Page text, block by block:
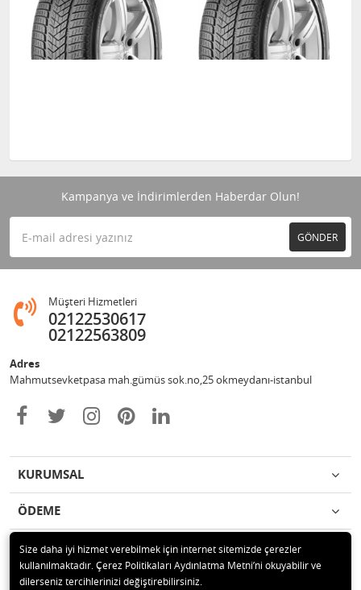
Kampanya ve İndirimlerden Haberdar Olun!
GÖNDER
Müşteri Hizmetleri
02122530617
02122563809
Adres
Mahmutsevketpasa mah.gümüs sok.no,25 okmeydanı-istanbul
KURUMSAL
ÖDEME
İLETİŞİM
Size daha iyi hizmet verebilmek için internet sitemizde çerezler
kullanılmaktadır. Çerez Politikaları Aydınlatma Metni’ni okuyabilir ve
dilerseniz tercihlerinizi değiştirebilirsiniz.